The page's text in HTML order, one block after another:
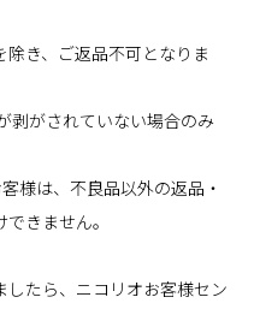
き、ご返品不可となりま
剥がされていない場合のみ
様は、不良品以外の返品・
きません。
たら、ニコリオお客様セン